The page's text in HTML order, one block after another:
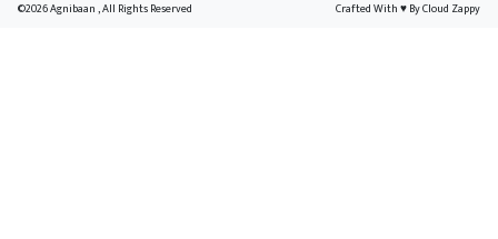
©2026 Agnibaan , All Rights Reserved Crafted With♥By Cloud Zappy